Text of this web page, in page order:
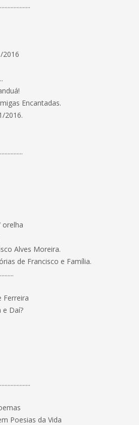
2016
Encantadas.
2016.
orelha
Alves Moreira.
de Francisco e Família.
Ferreira
e Daí?
Poesias da Vida